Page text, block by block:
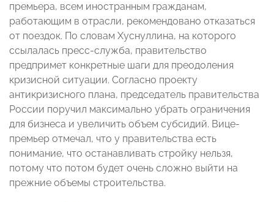
премьера, всем иностранным гражданам,
работающим в отрасли, рекомендовано отказаться
от поездок. По словам Хуснуллина, на которого
ссылалась пресс-служба, правительство
предпримет конкретные шаги для преодоления
кризисной ситуации. Согласно проекту
антикризисного плана, председатель правительства
России поручил максимально убрать ограничения
для бизнеса и увеличить объем субсидий. Вице-
премьер отмечал, что у правительства есть
понимание, что останавливать стройку нельзя,
потому что потом будет очень сложно выйти на
прежние объемы строительства.